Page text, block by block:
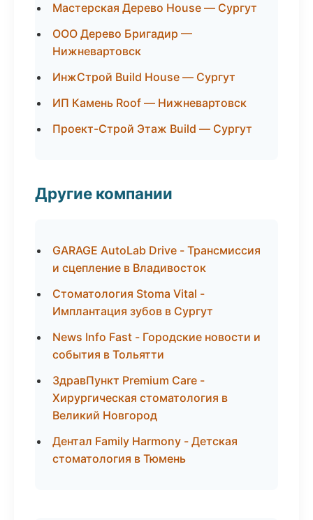
Мастерская Дерево House — Сургут
ООО Дерево Бригадир —
Нижневартовск
ИнжСтрой Build House — Сургут
ИП Камень Roof — Нижневартовск
Проект-Строй Этаж Build — Сургут
Другие компании
GARAGE AutoLab Drive - Трансмиссия
и сцепление в Владивосток
Стоматология Stoma Vital -
Имплантация зубов в Сургут
News Info Fast - Городские новости и
события в Тольятти
ЗдравПункт Premium Care -
Хирургическая стоматология в
Великий Новгород
Дентал Family Harmony - Детская
стоматология в Тюмень